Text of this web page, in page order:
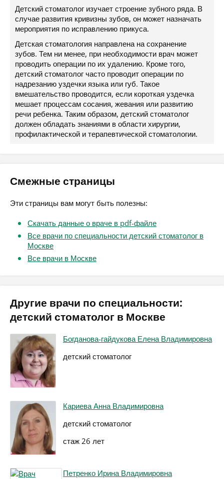
Детский стоматолог изучает строение зубного ряда. В
случае развития кривизны зубов, он может назначать
мероприятия по исправлению прикуса.
Детская стоматология направлена на сохранение
зубов. Тем ни менее, при необходимости врач может
проводить операции по их удалению. Кроме того,
детский стоматолог часто проводит операции по
надрезанию уздечки языка или губ. Такое
вмешательство проводится, если короткая уздечка
мешает процессам сосания, жевания или развитию
речи ребенка. Таким образом, детский стоматолог
должен обладать знаниями в области хирургии,
профилактической и терапевтической стоматологии.
Смежные страницы
Эти страницы вам могут быть полезны:
Скачать данные о враче в pdf-файле
Все врачи по специальности детский стоматолог в
Москве
Все врачи в Москве
Другие врачи по специальности:
детский стоматолог в Москве
Богданова-гайдукова Елена Владимировна
детский стоматолог
Кариева Анна Владимировна
детский стоматолог
стаж 26 лет
Петренко Ирина Владимировна